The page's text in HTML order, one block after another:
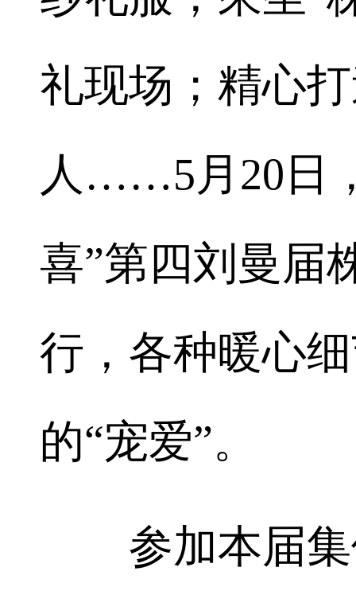
礼现场；精心
人……5月20日
喜”第四刘曼届
行，各种暖心
的“宠爱”。
参加本届集